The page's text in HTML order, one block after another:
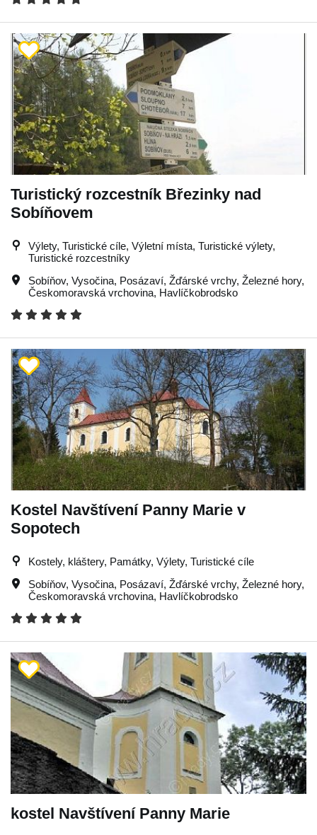
Turistický rozcestník Březinky nad
Sobíňovem
Výlety, Turistické cíle, Výletní místa, Turistické výlety,
Turistické rozcestníky
Sobíňov, Vysočina, Posázaví, Žďárské vrchy, Železné hory,
Českomoravská vrchovina, Havlíčkobrodsko
Kostel Navštívení Panny Marie v
Sopotech
Kostely, kláštery, Památky, Výlety, Turistické cíle
Sobíňov, Vysočina, Posázaví, Žďárské vrchy, Železné hory,
Českomoravská vrchovina, Havlíčkobrodsko
kostel Navštívení Panny Marie